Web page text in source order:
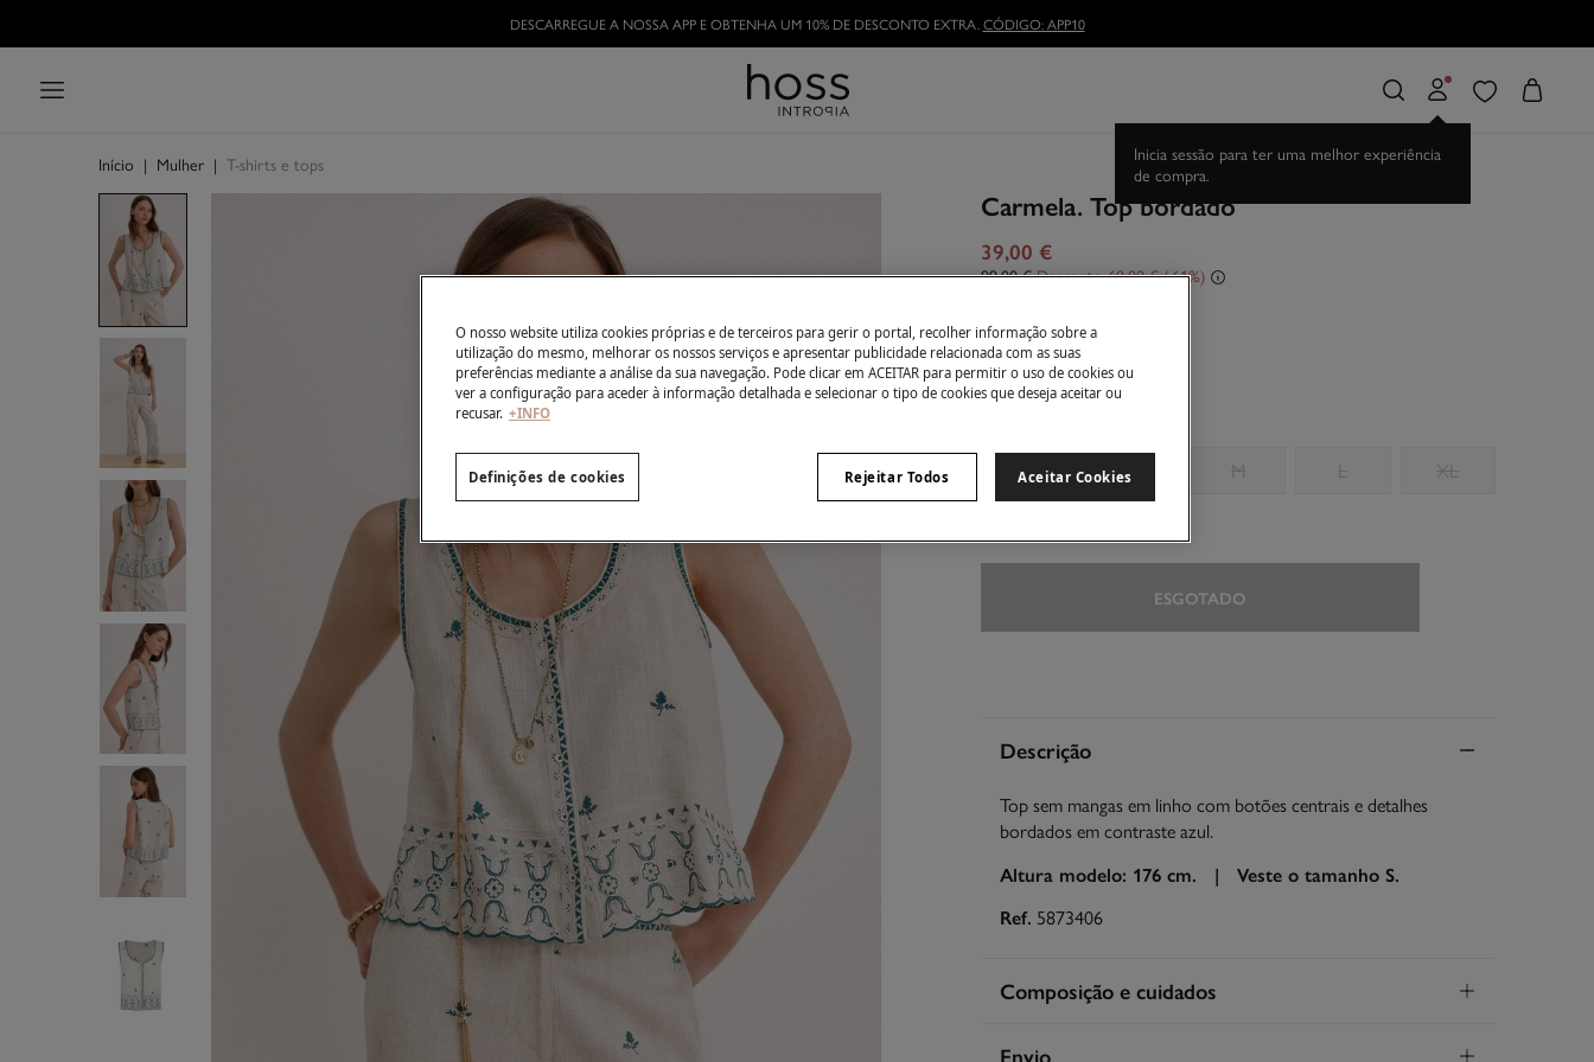
TORNE-SE HOSSLOVER E APROVEITE AS VANTAGENS
Início | Mulher | T-shirts e tops
Carmela. Top bordado
39,00 €
99,00 € Desconto 60,00 € 61
Côr: Ecru
XS
S M L XL
ESGOTADO
Descrição
Top sem mangas em linho com botões centrais e detalhes
bordados em contraste azul.
Altura modelo: 176 cm. | Veste o tamanho S.
Ref. 5873406
Composição e cuidados
Composição
Envio
O nosso website utiliza cookies próprias e de terceiros para gerir o portal, recolher informação sobre a
utilização do mesmo, melhorar os nossos serviços e apresentar publicidade relacionada com as suas
preferências mediante a análise da sua navegação. Pode clicar em ACEITAR para permitir o uso de cookies ou
ver a configuração para aceder à informação detalhada e selecionar o tipo de cookies que deseja aceitar ou
recusar. +INFO
Rejeitar Todos Aceitar Cookies
Definições de cookies